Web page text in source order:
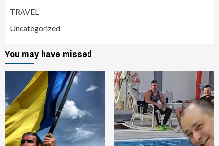
TRAVEL
Uncategorized
You may have missed